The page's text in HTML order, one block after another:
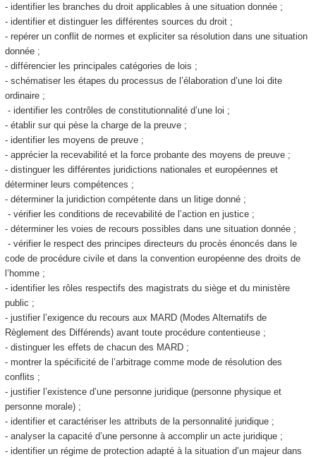
- identifier les branches du droit applicables à une situation donnée ;
- identifier et distinguer les différentes sources du droit ;
- repérer un conflit de normes et expliciter sa résolution dans une situation
donnée ;
- différencier les principales catégories de lois ;
- schématiser les étapes du processus de l’élaboration d’une loi dite
ordinaire ;
- identifier les contrôles de constitutionnalité d’une loi ;
- établir sur qui pèse la charge de la preuve ;
- identifier les moyens de preuve ;
- apprécier la recevabilité et la force probante des moyens de preuve ;
- distinguer les différentes juridictions nationales et européennes et
déterminer leurs compétences ;
- déterminer la juridiction compétente dans un litige donné ;
- vérifier les conditions de recevabilité de l’action en justice ;
- déterminer les voies de recours possibles dans une situation donnée ;
- vérifier le respect des principes directeurs du procès énoncés dans le
code de procédure civile et dans la convention européenne des droits de
l’homme ;
- identifier les rôles respectifs des magistrats du siège et du ministère
public ;
- justifier l’exigence du recours aux MARD (Modes Alternatifs de
Règlement des Différends) avant toute procédure contentieuse ;
- distinguer les effets de chacun des MARD ;
- montrer la spécificité de l’arbitrage comme mode de résolution des
conflits ;
- justifier l’existence d’une personne juridique (personne physique et
personne morale) ;
- identifier et caractériser les attributs de la personnalité juridique ;
- analyser la capacité d’une personne à accomplir un acte juridique ;
- identifier un régime de protection adapté à la situation d’un majeur dans